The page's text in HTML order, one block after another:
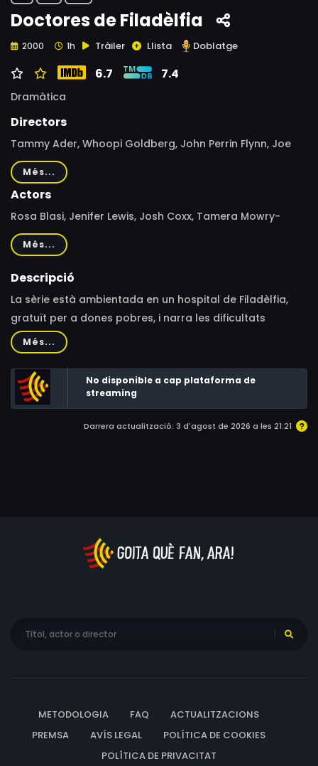
Doctores de Filadèlfia
2000 1h Tràiler Llista Doblatge
6.7 7.4
Dramàtica
Directors
Tammy Ader, Whoopi Goldberg, John Perrin Flynn, Joe
Napolitano, Steve De Jarnatt, Anthony Cowley, Jerry
London, Philip Casnoff
Més...
Actors
Rosa Blasi, Jenifer Lewis, Josh Coxx, Tamera Mowry-
Housley, Rick Schroder
Més...
Descripció
La sèrie està ambientada en un hospital de Filadèlfia,
gratuït per a dones pobres, i narra les dificultats
d'aquest centre mèdic per mantenir-se a la superfície,
els conflictes entre el personal, així com els drames i les
històries personals dels pacients que atenen. Els
protagonistes, l'eminent doctora Dana Stowe i la poc
ortodoxa doctora Luisa Delgado, tenen dos punts de
vista diferents sobre la pràctica de la medicina i xoquen
Més...
No disponible a cap plataforma de
streaming
Darrera actualització: 3 d'agost de 2026 a les 21:21
METODOLOGIA FAQ
ACTUALITZACIONS
PREMSA
AVÍS LEGAL
POLÍTICA DE COOKIES
POLÍTICA DE PRIVACITAT